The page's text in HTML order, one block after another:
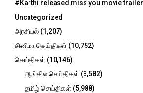
:
#Karthi released miss you movie trailer
Uncategorized
அரசியல் (1,207)
சினிமா செய்திகள் (10,752)
செய்திகள் (10,146)
ஆங்கில செய்திகள் (3,582)
தமிழ் செய்திகள் (5,988)